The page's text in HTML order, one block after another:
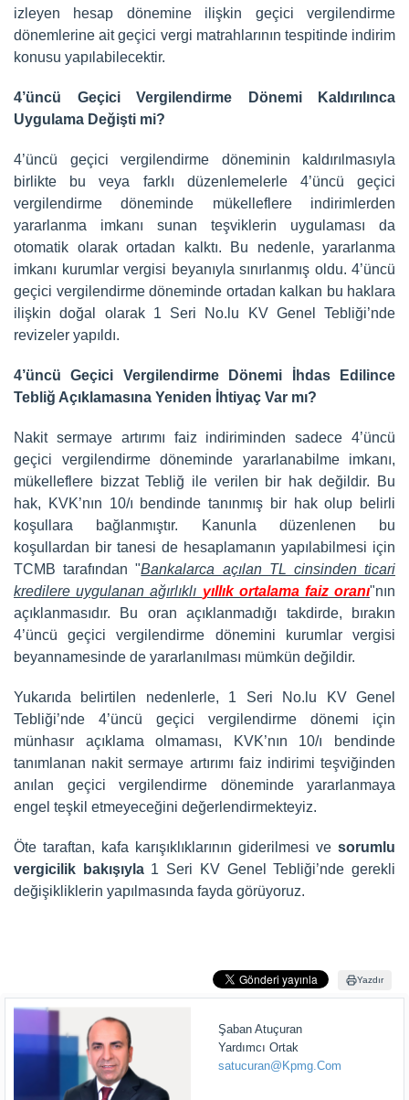
izleyen hesap dönemine ilişkin geçici vergilendirme
dönemlerine ait geçici vergi matrahlarının tespitinde indirim
konusu yapılabilecektir.
4’üncü Geçici Vergilendirme Dönemi Kaldırılınca
Uygulama Değişti mi?
4’üncü geçici vergilendirme döneminin kaldırılmasıyla
birlikte bu veya farklı düzenlemelerle 4’üncü geçici
vergilendirme döneminde mükelleflere indirimlerden
yararlanma imkanı sunan teşviklerin uygulaması da
otomatik olarak ortadan kalktı. Bu nedenle, yararlanma
imkanı kurumlar vergisi beyanıyla sınırlanmış oldu. 4’üncü
geçici vergilendirme döneminde ortadan kalkan bu haklara
ilişkin doğal olarak 1 Seri No.lu KV Genel Tebliği’nde
revizeler yapıldı.
4’üncü Geçici Vergilendirme Dönemi İhdas Edilince
Tebliğ Açıklamasına Yeniden İhtiyaç Var mı?
Nakit sermaye artırımı faiz indiriminden sadece 4’üncü
geçici vergilendirme döneminde yararlanabilme imkanı,
mükelleflere bizzat Tebliğ ile verilen bir hak değildir. Bu
hak, KVK’nın 10/ı bendinde tanınmış bir hak olup belirli
koşullara bağlanmıştır. Kanunla düzenlenen bu
koşullardan bir tanesi de hesaplamanın yapılabilmesi için
TCMB tarafından "Bankalarca açılan TL cinsinden ticari
kredilere uygulanan ağırlıklı yıllık ortalama faiz oranı"nın
açıklanmasıdır. Bu oran açıklanmadığı takdirde, bırakın
4’üncü geçici vergilendirme dönemini kurumlar vergisi
beyannamesinde de yararlanılması mümkün değildir.
Yukarıda belirtilen nedenlerle, 1 Seri No.lu KV Genel
Tebliği’nde 4’üncü geçici vergilendirme dönemi için
münhasır açıklama olmaması, KVK’nın 10/ı bendinde
tanımlanan nakit sermaye artırımı faiz indirimi teşviğinden
anılan geçici vergilendirme döneminde yararlanmaya
engel teşkil etmeyeceğini değerlendirmekteyiz.
Öte taraftan, kafa karışıklıklarının giderilmesi ve sorumlu
vergicilik bakışıyla 1 Seri KV Genel Tebliği’nde gerekli
değişikliklerin yapılmasında fayda görüyoruz.
Yazdır
Şaban Atuçuran
Yardımcı Ortak
satucuran@Kpmg.Com